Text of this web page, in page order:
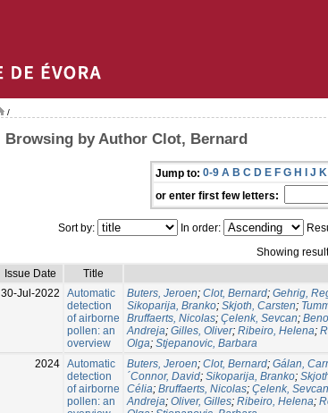
/
Browsing by Author Clot, Bernard
Jump to: 0-9 A B C D E F G H I J K
or enter first few letters:
Sort by: In order:
Showing
Issue Date
Title
30-Jul-2022
Automatic
detection
of airborne
pollen: an
overview
Buters, Jeroen; Clot, Bernard; Gehrig,
Sikoparija, Branko; Skjoth, Carsten;
Bruffaerts, Nicolas; Çelenk, Sevcan;
Andreja; Gilles, Oliver; Ribeiro, Helena;
Olga; Stjepanovic, Barbara
2024 Automatic
detection
of airborne
pollen: an
Buters, Jeroen; Clot, Bernard; Gálan,
´Connor, David; Sikoparija, Branko;
Célia; Bruffaerts, Nicolas; Çelenk, Sevcan
Andreja; Oliver, Gilles; Ribeiro, Helena;